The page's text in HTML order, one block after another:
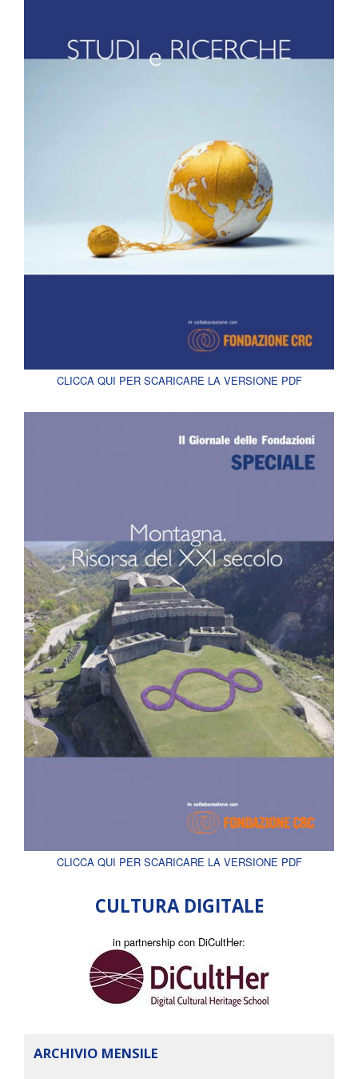
CLICCA QUI PER SCARICARE LA VERSIONE PDF
CLICCA QUI PER SCARICARE LA VERSIONE PDF
CULTURA DIGITALE
in partnership con DiCultHer:
ARCHIVIO MENSILE